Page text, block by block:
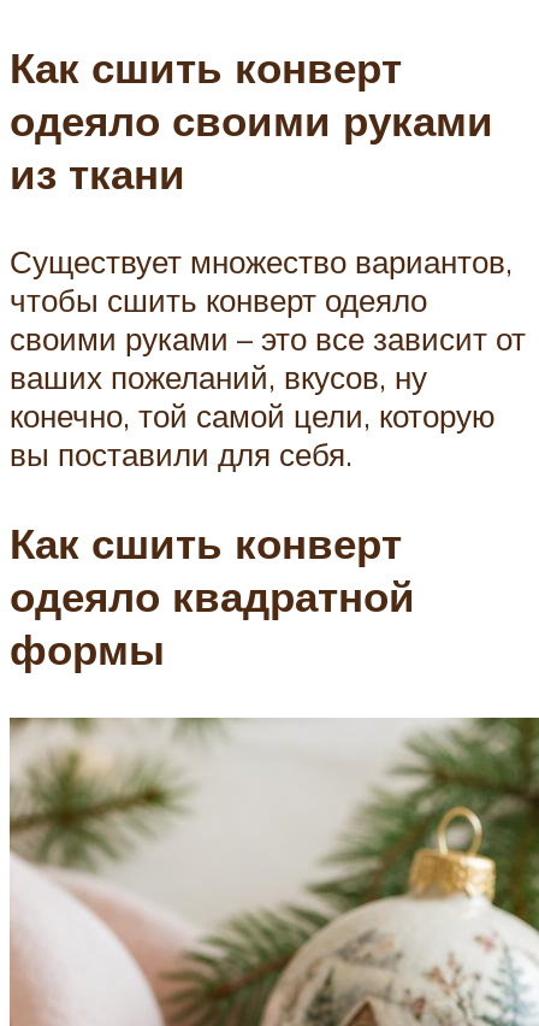
Как сшить конверт
одеяло своими руками
из ткани
Существует множество вариантов,
чтобы сшить конверт одеяло
своими руками – это все зависит от
ваших пожеланий, вкусов, ну
конечно, той самой цели, которую
вы поставили для себя.
Как сшить конверт
одеяло квадратной
формы